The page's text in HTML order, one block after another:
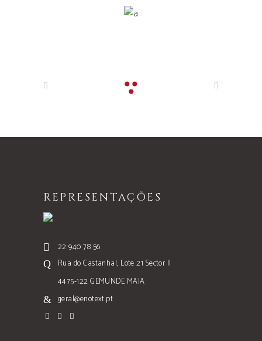
REPRESENTAÇÕES
22 940 78 56
Rua do Castanhal, Lote 21 Sector II
4475-122 GEMUNDE MAIA
geral@enotext.pt